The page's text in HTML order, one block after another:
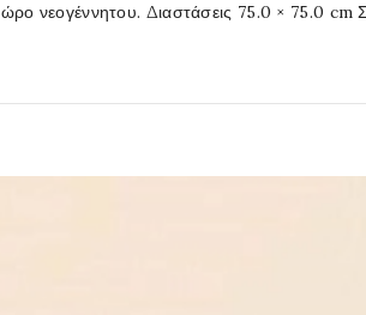
νεογέννητου. Διαστάσεις 75.0 × 75.0